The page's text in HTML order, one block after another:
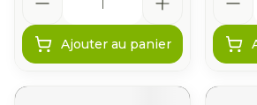
Ajouter au panier